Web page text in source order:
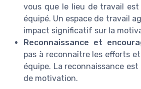
vous que le lieu de travail
équipé. Un espace de travail
impact significatif sur la
Reconnaissance et
pas à reconnaître les efforts
équipe. La reconnaissance
de motivation.